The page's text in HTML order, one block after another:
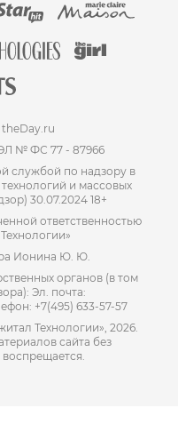
theDay.ru
№ ФС 77 - 87966
службой по надзору в
и массовых
30.07.2024 18+
ответственностью
Ионина Ю. Ю.
органов (в том
Эл. почта:
+7(495) 633-57-57
Технологии», 2026.
сайта без